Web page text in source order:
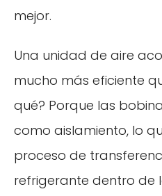
mejor.
Una unidad de aire
mucho más eficiente
qué? Porque las
como aislamiento, lo
proceso de
refrigerante dentro de